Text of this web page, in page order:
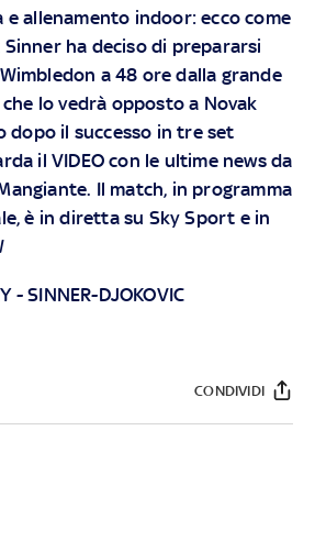
e allenamento indoor: ecco come
Sinner ha deciso di prepararsi
a 48 ore dalla grande
lo vedrà opposto a Novak
dopo il successo in tre set
il VIDEO con le ultime news da
Il match, in programma
è in diretta su Sky Sport e in
-SINNER-DJOKOVIC
CONDIVIDI